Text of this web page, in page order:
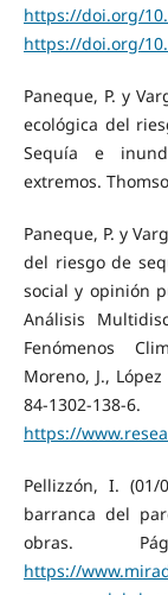
https://doi.org/
https://doi.org/
Paneque, P. y
ecológica del
Sequía e
extremos.
Paneque, P. y
del riesgo de
social y opinión
Análisis
Fenómenos
Moreno, J.,
84-1302-138-6.
https://
Pellizzón, I.
barranca del
obras.
https://